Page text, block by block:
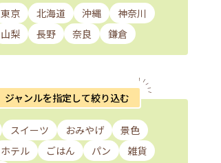
東京 北海道 沖縄
神奈川
山梨 長野 奈良 鎌倉
ジャンルを指定して絞り込む
スイーツ おみやげ
景色
ホテル ごはん パン
雑貨